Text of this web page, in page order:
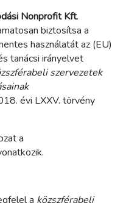
Nonprofit Kft.
biztosítsa a
használatát az (EU)
tanácsi irányelvet
szervezetek
évi LXXV. törvény
a
a közszférabeli